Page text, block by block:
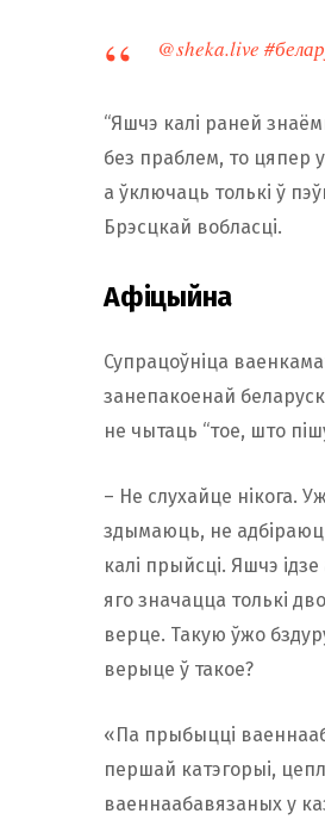
@sheka.live
“Яшчэ калі раней
без праблем, то цяпер
а ўключаць толькі ў
Брэсцкай вобласці.
Афіцыйна
Супрацоўніца
занепакоенай
не чытаць “тое, што
– Не слухайце нікога.
здымаюць, не
калі прыйсці. Яшчэ
яго значацца толькі
верце. Такую ўжо
верыце ў такое?
«Па прыбыцці
першай катэгорыі,
ваеннаабавязаных у